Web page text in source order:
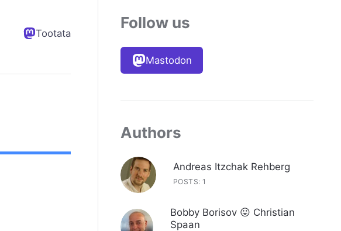
Tootata
Follow us
Mastodon
Authors
Andreas Itzchak Rehberg
POSTS: 1
Bobby Borisov 😛 Christian
Spaan